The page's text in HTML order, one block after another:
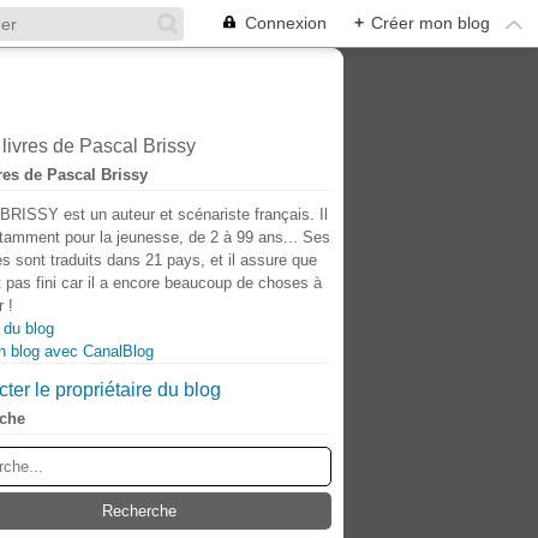
Connexion + Créer mon blog
de Pascal Brissy
est un auteur et scénariste français. Il
pour la jeunesse, de 2 à 99 ans... Ses
sont traduits dans 21 pays, et il assure que
pas fini car il a encore beaucoup de choses à
!
blog
blog avec CanalBlog
le propriétaire du blog